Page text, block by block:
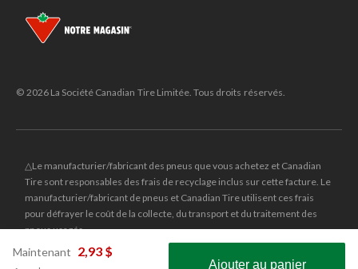
Maintenant 2,93 $
Ajouter au panier
© 2026 La Société Canadian Tire Limitée. Tous droits réservés.
△Le manufacturier/fabricant des pneus que vous achetez et Canadian
Tire sont responsables des frais de recyclage inclus sur cette facture. Le
manufacturier/fabricant de pneus et Canadian Tire utilisent ces frais
pour défrayer le coût de la collecte, du transport et du traitement des
pneus usagés.
CANADIAN TIRE MDet le logo du triangle CANADIAN TIRE sont des
marques de commerce déposées de la Société Canadian Tire Limitée.